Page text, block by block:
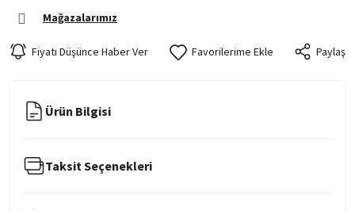
Mağazalarımız
Fiyatı Düşünce Haber Ver Paylaş
Ürün Bilgisi
Taksit Seçenekleri